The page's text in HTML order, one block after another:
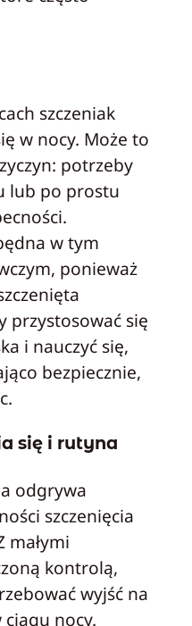
szczeniak
w nocy. Może to
potrzeby
lub po prostu
w tym
ponieważ
przystosować się
i nauczyć się,
bezpiecznie,
się i rutyna
odgrywa
szczenięcia
małymi
kontrolą,
wyjść na
nocy.